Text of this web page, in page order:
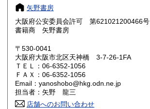
大阪府 180円 兵庫県
鳥取県 180円 島根県
岡山県 180円
山口県 180円
矢野書房
大阪府公安委員会許可 第621021200466号
書籍商 矢野書房
〒530-0041
大阪府大阪市北区天神橋 3-7-26-1FA
ＴＥＬ：06-6352-1056
ＦＡＸ：06-6352-1056
Email：yanoshobo@hkg.odn.ne.jp
担当者：矢野 龍三
店舗へのお問い合わせ